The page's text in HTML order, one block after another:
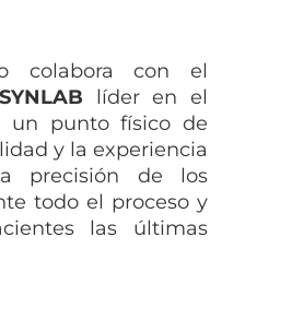
colabora con el
líder en el
un punto físico de
y la experiencia
precisión de los
todo el proceso y
las últimas